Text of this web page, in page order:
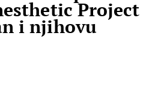
Project
i njihovu